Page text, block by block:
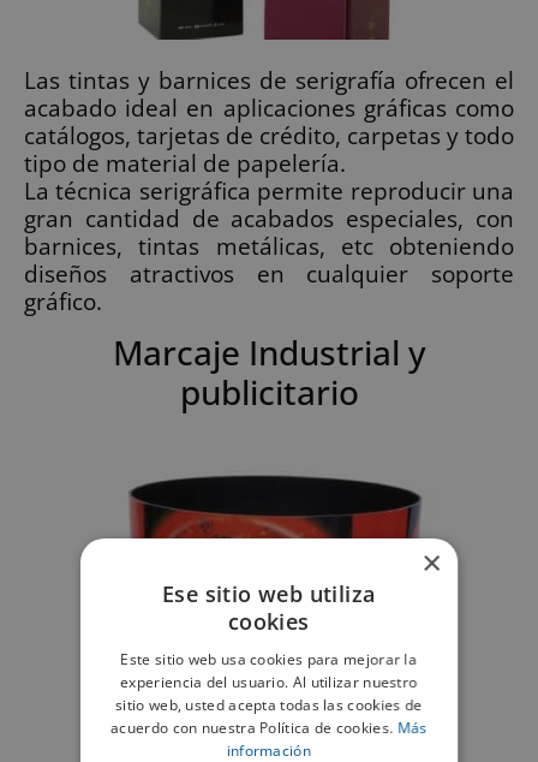
Las tintas y barnices de serigrafía ofrecen el
acabado ideal en aplicaciones gráficas como
catálogos, tarjetas de crédito, carpetas y todo
tipo de material de papelería.
La técnica serigráfica permite reproducir una
gran cantidad de acabados especiales, con
barnices, tintas metálicas, etc obteniendo
diseños atractivos en cualquier soporte
gráfico.
Marcaje Industrial y
publicitario
×
Ese sitio web utiliza
cookies
Este sitio web usa cookies para mejorar la
experiencia del usuario. Al utilizar nuestro
sitio web, usted acepta todas las cookies de
acuerdo con nuestra Política de cookies. Más
información